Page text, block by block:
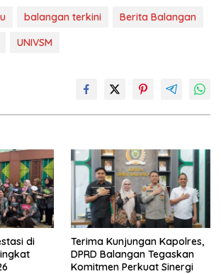
balangan terkini
Berita Balangan
UNIVSM
di
Terima Kunjungan Kapolres,
DPRD Balangan Tegaskan
Komitmen Perkuat Sinergi